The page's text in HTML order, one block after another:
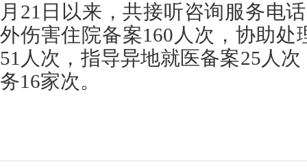
月21日以来，共接听咨询服务电
外伤害住院备案160人次，协助处
51人次，指导异地就医备案25人
务16家次。